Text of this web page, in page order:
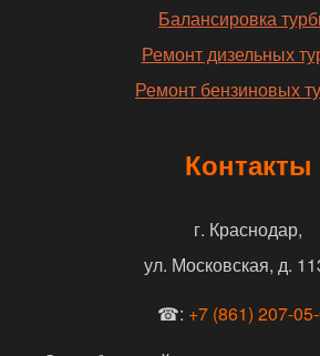
Балансировка
Ремонт дизельных
Ремонт бензиновых
Контакты
г. Краснодар,
ул. Московская, д.
☎: +7 (861) 207-